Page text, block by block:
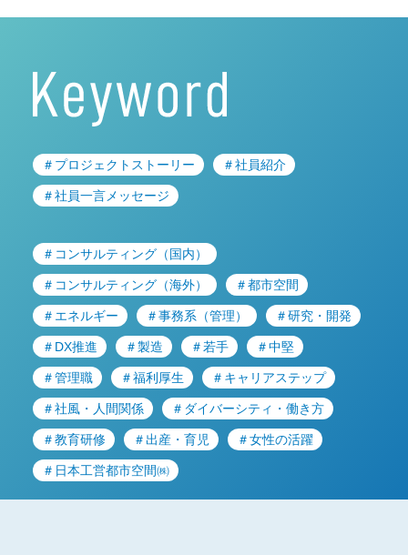
＃プロジェクトストーリー ＃社員紹介
＃社員一言メッセージ
＃コンサルティング（国内）
＃コンサルティング（海外） ＃都市空間
＃エネルギー ＃事務系（管理） ＃研究・開発
＃DX推進 ＃製造 ＃若手 ＃中堅
＃管理職 ＃福利厚生 ＃キャリアステップ
＃社風・人間関係 ＃ダイバーシティ・働き方
＃教育研修 ＃出産・育児 ＃女性の活躍
＃日本工営都市空間㈱